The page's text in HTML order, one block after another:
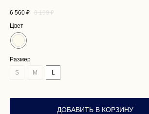
6 560 ₽ 8 199 ₽
Цвет
Размер
S
M L
ДОБАВИТЬ В КОРЗИНУ